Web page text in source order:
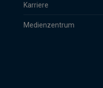
Karriere
Medienzentrum